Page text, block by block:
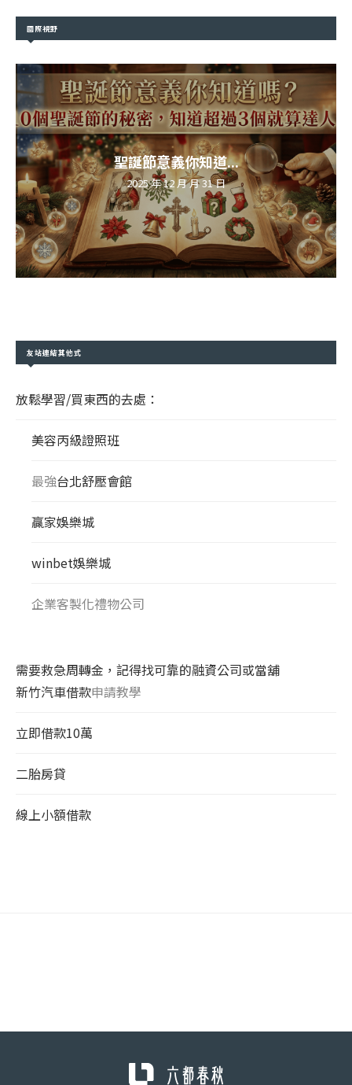
國際視野
聖誕節意義你知道...
2025 年 12 月 月 31 日
友站連結其他式
放鬆學習/買東西的去處：
美容丙級證照班
最強台北舒壓會館
贏家娛樂城
winbet娛樂城
企業客製化禮物公司
需要救急周轉金，記得找可靠的融資公司或當舖
新竹汽車借款申請教學
立即借款10萬
二胎房貸
線上小額借款